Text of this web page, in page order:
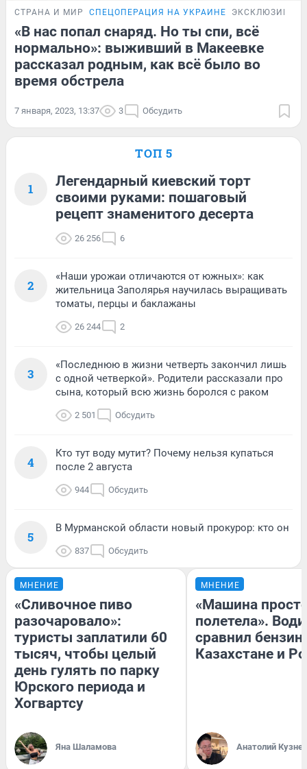
СТРАНА И МИР СПЕЦОПЕРАЦИЯ НА УКРАИНЕ ЭКСКЛЮЗИВ
«В нас попал снаряд. Но ты спи, всё
нормально»: выживший в Макеевке
рассказал родным, как всё было во
время обстрела
7 января, 2023, 13:37 3 Обсудить
ТОП 5
1
Легендарный киевский торт
своими руками: пошаговый
рецепт знаменитого десерта
26 256 6
2
«Наши урожаи отличаются от южных»: как
жительница Заполярья научилась выращивать
томаты, перцы и баклажаны
26 244 2
3
«Последнюю в жизни четверть закончил лишь
с одной четверкой». Родители рассказали про
сына, который всю жизнь боролся с раком
2 501 Обсудить
4
Кто тут воду мутит? Почему нельзя купаться
после 2 августа
944 Обсудить
5
В Мурманской области новый прокурор: кто он
837 Обсудить
МНЕНИЕ
«Сливочное пиво
разочаровало»:
туристы заплатили 60
тысяч, чтобы целый
день гулять по парку
Юрского периода и
Хогвартсу
Яна Шаламова
МНЕНИЕ
«Машина
полетела».
сравнил бензин
Казахстане и
Анатолий